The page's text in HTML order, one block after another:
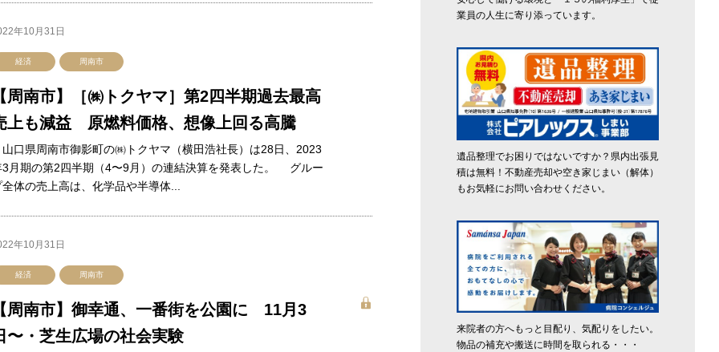
年10月31日
経済 周南市
周南市】［㈱トクヤマ］第2四半期過去最高
上も減益 原燃料価格、想像上回る高騰
口県周南市御影町の㈱トクヤマ（横田浩社長）は28日、2023
3月期の第2四半期（4〜9月）の連結決算を発表した。 グルー
体の売上高は、化学品や半導体...
年10月31日
経済 周南市
周南市】御幸通、一番街を公園に 11月3
〜・芝生広場の社会実験
業員の人生に寄り添っています。
遺品整理でお困りではないですか？県内出張見
積は無料！不動産売却や空き家じまい（解体）
もお気軽にお問い合わせください。
来院者の方へもっと目配り、気配りをしたい。
物品の補充や搬送に時間を取られる・・・